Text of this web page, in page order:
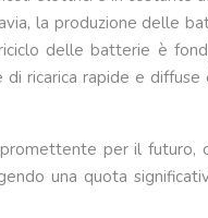
la produzione delle
delle batterie è
ricarica rapide e diffuse
per il futuro,
una quota